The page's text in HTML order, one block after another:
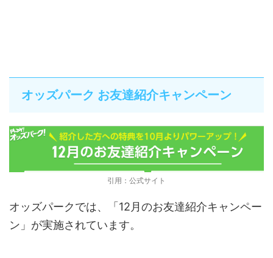
オッズパーク お友達紹介キャンペーン
引用：公式サイト
オッズパークでは、「12月のお友達紹介キャンペー
ン」が実施されています。